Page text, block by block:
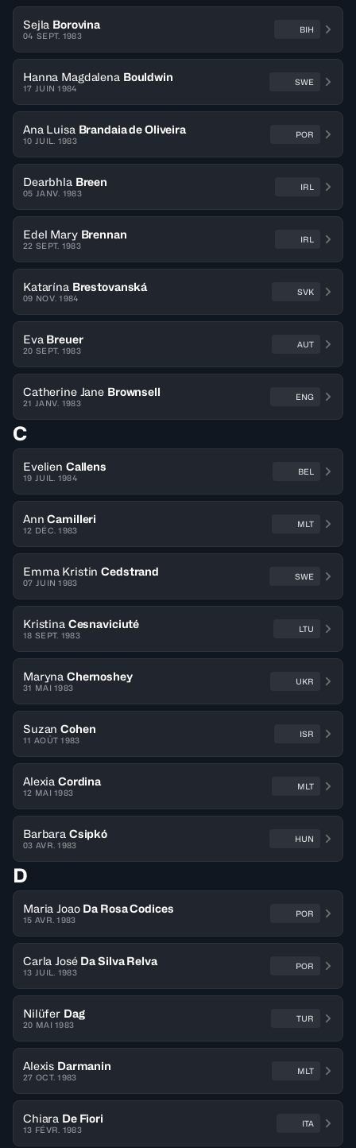
Sejla Borovina
04 SEPT. 1983
BIH
Hanna Magdalena Bouldwin
17 JUIN 1984
SWE
Ana Luisa Brandaia de Oliveira
10 JUIL. 1983
POR
Dearbhla Breen
05 JANV. 1983
IRL
Edel Mary Brennan
22 SEPT. 1983
IRL
Katarína Brestovanská
09 NOV. 1984
SVK
Eva Breuer
20 SEPT. 1983
AUT
Catherine Jane Brownsell
21 JANV. 1983
ENG
C
Evelien Callens
19 JUIL. 1984
BEL
Ann Camilleri
12 DÉC. 1983
MLT
Emma Kristin Cedstrand
07 JUIN 1983
SWE
Kristina Cesnaviciuté
18 SEPT. 1983
LTU
Maryna Chernoshey
31 MAI 1983
UKR
Suzan Cohen
11 AOÛT 1983
ISR
Alexia Cordina
12 MAI 1983
MLT
Barbara Csipkó
03 AVR. 1983
HUN
D
Maria Joao Da Rosa Codices
15 AVR. 1983
POR
Carla José Da Silva Relva
13 JUIL. 1983
POR
Nilüfer Dag
20 MAI 1983
TUR
Alexis Darmanin
27 OCT. 1983
MLT
Chiara De Fiori
13 FÉVR. 1983
ITA